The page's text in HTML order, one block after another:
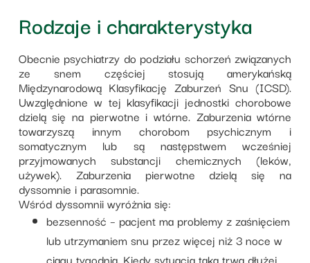
Rodzaje i charakterystyka
Obecnie psychiatrzy do podziału schorzeń związanych
ze snem częściej stosują amerykańską
Międzynarodową Klasyfikację Zaburzeń Snu (ICSD).
Uwzględnione w tej klasyfikacji jednostki chorobowe
dzielą się na pierwotne i wtórne. Zaburzenia wtórne
towarzyszą innym chorobom psychicznym i
somatycznym lub są następstwem wcześniej
przyjmowanych substancji chemicznych (leków,
używek). Zaburzenia pierwotne dzielą się na
dyssomnie i parasomnie.
Wśród dyssomnii wyróżnia się:
bezsenność – pacjent ma problemy z zaśnięciem
lub utrzymaniem snu przez więcej niż 3 noce w